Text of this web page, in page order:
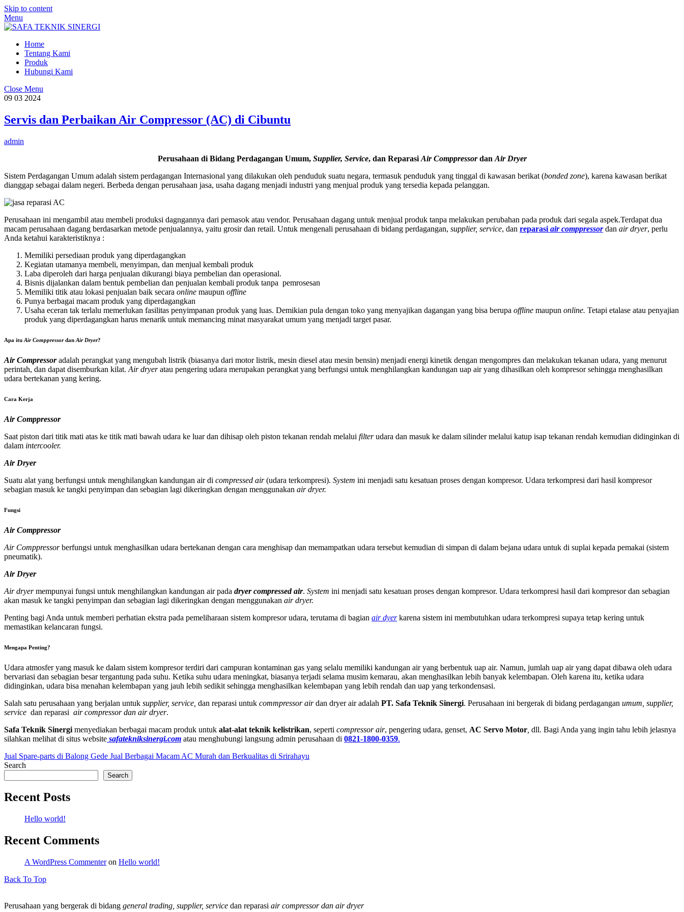
Skip to content
Menu
Home
Tentang Kami
Produk
Hubungi Kami
Close Menu
09 03 2024
Servis dan Perbaikan Air Compressor (AC) di Cibuntu
admin
Perusahaan di Bidang Perdagangan Umum, Supplier, Service, dan Reparasi Air Comppressordan Air Dryer
Sistem Perdagangan Umum adalah sistem perdagangan Internasional yang dilakukan oleh penduduk suatu negara, termasuk penduduk yang tinggal di kawasan berikat (bonded zone), karena kawasan berikat
dianggap sebagai dalam negeri. Berbeda dengan perusahaan jasa, usaha dagang menjadi industri yang menjual produk yang tersedia kepada pelanggan.
Perusahaan ini mengambil atau membeli produksi dagngannya dari pemasok atau vendor. Perusahaan dagang untuk menjual produk tanpa melakukan perubahan pada produk dari segala aspek.Terdapat dua
macam perusahaan dagang berdasarkan metode penjualannya, yaitu grosir dan retail. Untuk mengenali perusahaan di bidang perdagangan, supplier, service, dan reparasi air comppressordan air dryer, perlu
Anda ketahui karakteristiknya :
Memiliki persediaan produk yang diperdagangkan
Kegiatan utamanya membeli, menyimpan, dan menjual kembali produk
Laba diperoleh dari harga penjualan dikurangi biaya pembelian dan operasional.
Bisnis dijalankan dalam bentuk pembelian dan penjualan kembali produk tanpa pemrosesan
Memiliki titik atau lokasi penjualan baik secara online maupun offline
Punya berbagai macam produk yang diperdagangkan
Usaha eceran tak terlalu memerlukan fasilitas penyimpanan produk yang luas. Demikian pula dengan toko yang menyajikan dagangan yang bisa berupa offline maupun online. Tetapi etalase atau penyajian
produk yang diperdagangkan harus menarik untuk memancing minat masyarakat umum yang menjadi target pasar.
Apa itu Air Comppressordan Air Dryer?
Air Compressoradalah perangkat yang mengubah listrik (biasanya dari motor listrik, mesin diesel atau mesin bensin) menjadi energi kinetik dengan mengompres dan melakukan tekanan udara, yang menurut
perintah, dan dapat disemburkan kilat. Air dryer atau pengering udara merupakan perangkat yang berfungsi untuk menghilangkan kandungan uap air yang dihasilkan oleh kompresor sehingga menghasilkan
udara bertekanan yang kering.
Cara Kerja
Air Comppressor
Saat piston dari titik mati atas ke titik mati bawah udara ke luar dan dihisap oleh piston tekanan rendah melalui filterudara dan masuk ke dalam silinder melalui katup isap tekanan rendah kemudian didinginkan di
dalam intercooler.
Air Dryer
Suatu alat yang berfungsi untuk menghilangkan kandungan air di compressed air(udara terkompresi). System ini menjadi satu kesatuan proses dengan kompresor. Udara terkompresi dari hasil kompresor
sebagian masuk ke tangki penyimpan dan sebagian lagi dikeringkan dengan menggunakan air dryer.
Fungsi
Air Comppressor
Air Comppressorberfungsi untuk menghasilkan udara bertekanan dengan cara menghisap dan memampatkan udara tersebut kemudian di simpan di dalam bejana udara untuk di suplai kepada pemakai (sistem
pneumatik).
Air Dryer
Air dryermempunyai fungsi untuk menghilangkan kandungan air pada dryer compressed air. System ini menjadi satu kesatuan proses dengan kompresor. Udara terkompresi hasil dari kompresor dan sebagian
akan masuk ke tangki penyimpan dan sebagian lagi dikeringkan dengan menggunakan air dryer.
Penting bagi Anda untuk memberi perhatian ekstra pada pemeliharaan sistem kompresor udara, terutama di bagian air dyer karena sistem ini membutuhkan udara terkompresi supaya tetap kering untuk
memastikan kelancaran fungsi.
Mengapa Penting?
Udara atmosfer yang masuk ke dalam sistem kompresor terdiri dari campuran kontaminan gas yang selalu memiliki kandungan air yang berbentuk uap air. Namun, jumlah uap air yang dapat dibawa oleh udara
bervariasi dan sebagian besar tergantung pada suhu. Ketika suhu udara meningkat, biasanya terjadi selama musim kemarau, akan menghasilkan lebih banyak kelembapan. Oleh karena itu, ketika udara
didinginkan, udara bisa menahan kelembapan yang jauh lebih sedikit sehingga menghasilkan kelembapan yang lebih rendah dan uap yang terkondensasi.
Salah satu perusahaan yang berjalan untuk supplier, service, dan reparasi untuk commpressor airdan dryer air adalah PT. Safa Teknik Sinergi. Perusahaan ini bergerak di bidang perdagangan umum, supplier,
service dan reparasi air compressor dan air dryer.
Safa Teknik Sinergi menyediakan berbagai macam produk untuk alat-alat teknik kelistrikan, seperti compressor air, pengering udara, genset, AC Servo Motor dll. Bagi Anda yang ingin tahu lebih jelasnya
silahkan melihat di situs website safatekniksinergi.com atau menghubungi langsung admin perusahaan di 0821-1800-0359.
Jual Spare-parts di Balong Gede Jual Berbagai Macam AC Murah dan Berkualitas di Srirahayu
Search
Search
Recent Posts
Hello world!
Recent Comments
A WordPress Commenteron Hello world!
Back To Top
Perusahaan yang bergerak di bidang general trading, supplier, service dan reparasi air compressor dan air dryer